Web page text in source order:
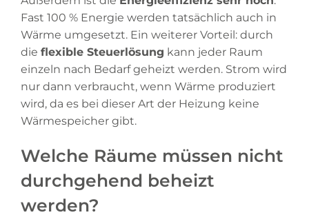
Fast 100 % Energie werden tatsächlich auch in
Wärme umgesetzt. Ein weiterer Vorteil: durch
die flexible Steuerlösung kann jeder Raum
einzeln nach Bedarf geheizt werden. Strom wird
nur dann verbraucht, wenn Wärme produziert
wird, da es bei dieser Art der Heizung keine
Wärmespeicher gibt.
Welche Räume müssen nicht
durchgehend beheizt
werden?